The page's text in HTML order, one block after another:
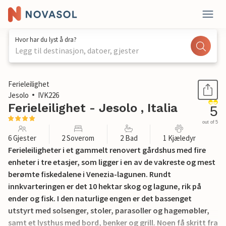
Hvor har du lyst å dra?
Legg til destinasjon, datoer, gjester
1 / 39
Ferieleilighet
Jesolo
IVK226
Ferieleilighet - Jesolo , Italia 5
out of 5
6 Gjester 2 Soverom 2 Bad 1 Kjæledyr
Ferieleiligheter i et gammelt renovert gårdshus med fire
enheter i tre etasjer, som ligger i en av de vakreste og mest
berømte fiskedalene i Venezia-lagunen. Rundt
innkvarteringen er det 10 hektar skog og lagune, rik på
ender og fisk. I den naturlige engen er det bassenget
utstyrt med solsenger, stoler, parasoller og hagemøbler,
samt et lysthus med bord, benker og grill. Noen få skritt fra